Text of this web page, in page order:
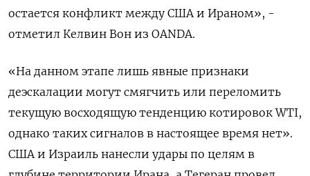
остается конфликт между США и Ираном», -
отметил Келвин Вон из OANDA.
«На данном этапе ​лишь явные признаки
деэскалации могут смягчить или переломить
текущую восходящую тенденцию котировок WTI,
‌однако таких сигналов в настоящее время нет».
США и Израиль нанесли удары по целям ​в